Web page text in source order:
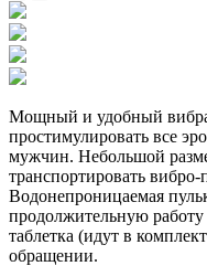
Мощный и удобный
простимулировать все
мужчин. Небольшой
транспортировать
Водонепроницаемая
продолжительную работу
таблетка (идут в
обращении.